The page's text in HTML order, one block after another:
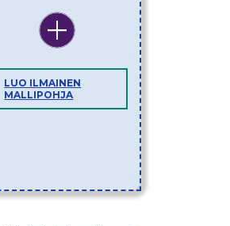
LUO ILMAINEN
MALLIPOHJA